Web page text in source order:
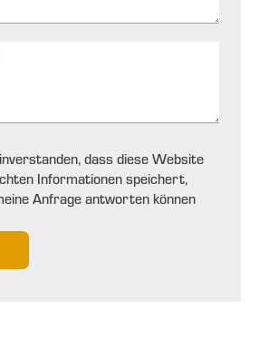
dass diese Website
Informationen speichert,
Anfrage antworten können